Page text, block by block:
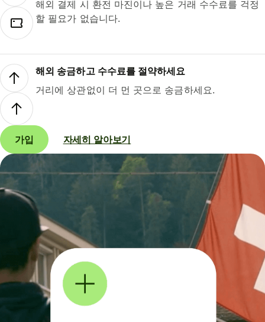
해외 결제 시 환전 마진이나 높은 거래 수수료를 걱정
할 필요가 없습니다.
해외 송금하고 수수료를 절약하세요
거리에 상관없이 더 먼 곳으로 송금하세요.
가입 자세히 알아보기